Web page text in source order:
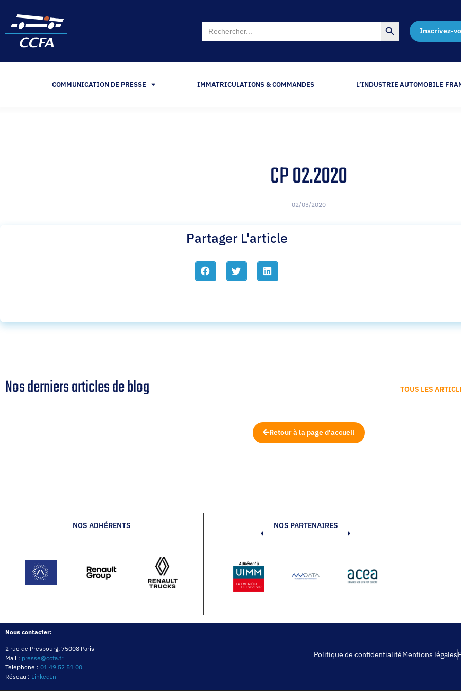
Search
for:
Search Button
Inscrivez-
COMMUNICATION DE PRESSE IMMATRICULATIONS & COMMANDES L’INDUSTRIE AUTOMOBILE
CP 02.2020
02/03/2020
Partager L'article
Nos derniers articles de blog TOUS LES
Retour à la page d'accueil
NOS ADHÉRENTS NOS PARTENAIRES
Nous contacter:
2 rue de Presbourg, 75008 Paris
Mail : presse@ccfa.fr
Téléphone : 01 49 52 51 00
Réseau : LinkedIn
Politique de confidentialitéMentions légales